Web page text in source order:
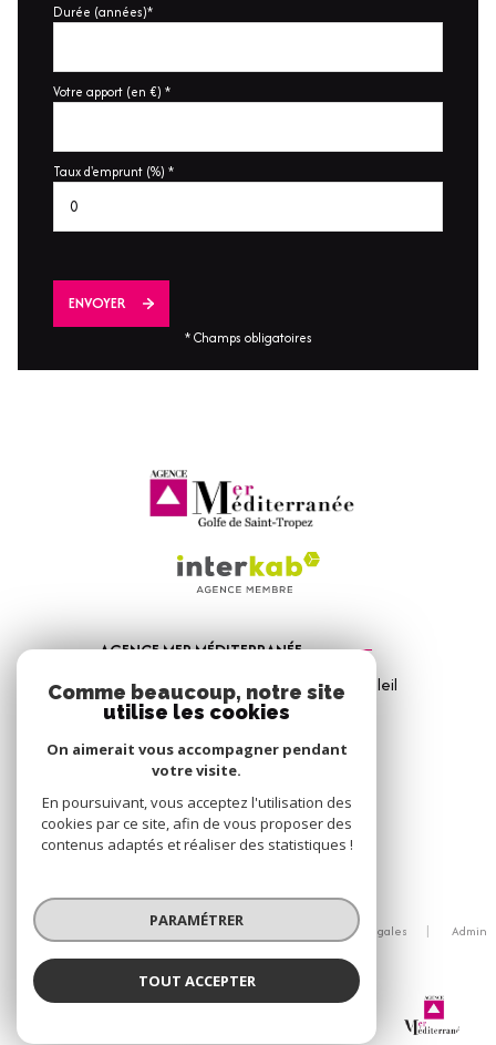
Durée (années)*
Votre apport (en €) *
Taux d'emprunt (%) *
ENVOYER
* Champs obligatoires
Agence Mer Méditerranée
AGENCE MER MÉDITERRANÉE
1, Avenue de la Mer - Les Vitrines du Soleil
83310Port Grimaud
04 94 56 09 12
info@amm-immobilier.com
© 2026 | Tous droits réservés
Nos partenaires Mentions légales
Admin
Réalisé par :
Comme beaucoup, notre site
utilise les cookies
On aimerait vous accompagner pendant
votre visite.
En poursuivant, vous acceptez l'utilisation des
cookies par ce site, afin de vous proposer des
contenus adaptés et réaliser des statistiques !
PARAMÉTRER
TOUT ACCEPTER